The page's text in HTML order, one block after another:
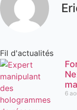
Fil d'actualités
6